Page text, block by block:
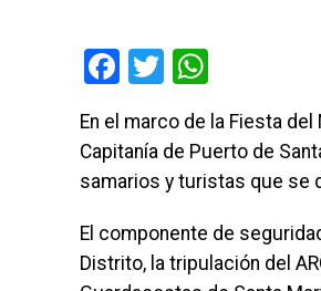
Facebook
Twitter
En el marco de la Fiesta
Capitanía de Puerto de
samarios y turistas que se
El componente de
Distrito, la tripulación del